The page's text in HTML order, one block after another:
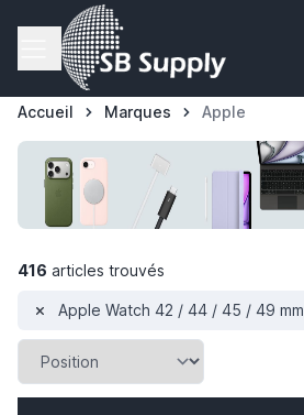
Allez au contenu
Accueil Marques Apple
416 articles trouvés
Apple Watch 42 / 44 / 45 / 49 mm